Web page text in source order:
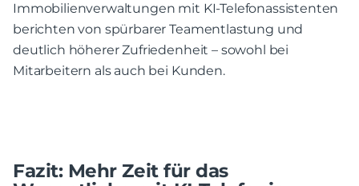
Immobilienverwaltungen mit KI-Telefonassistenten
berichten von spürbarer Teamentlastung und
deutlich höherer Zufriedenheit – sowohl bei
Mitarbeitern als auch bei Kunden.
Fazit: Mehr Zeit für das